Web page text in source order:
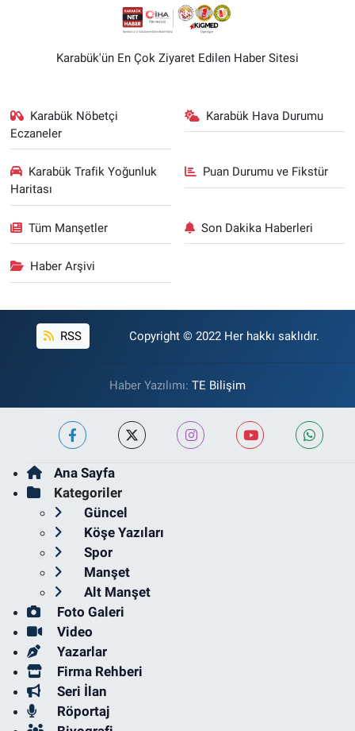
Karabük'ün En Çok Ziyaret Edilen Haber Sitesi
Karabük Nöbetçi
Eczaneler
Karabük Hava Durumu
Karabük Trafik Yoğunluk
Haritası
Puan Durumu ve Fikstür
Tüm Manşetler Son Dakika Haberleri
Haber Arşivi
RSS Copyright © 2022 Her hakkı saklıdır.
Haber Yazılımı: TE Bilişim
Ana Sayfa
Kategoriler
Güncel
Köşe Yazıları
Spor
Manşet
Alt Manşet
Foto Galeri
Video
Yazarlar
Firma Rehberi
Seri İlan
Röportaj